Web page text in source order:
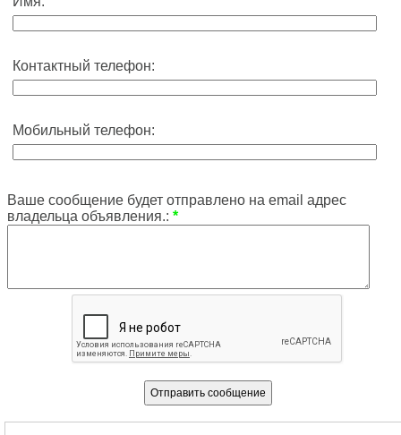
Контактный телефон:
Мобильный телефон:
Ваше сообщение будет отправлено на email адрес
владельца объявления.: *